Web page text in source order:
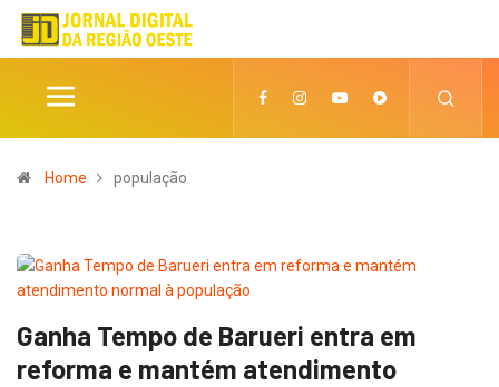
Home população
Ganha Tempo de Barueri entra em
reforma e mantém atendimento